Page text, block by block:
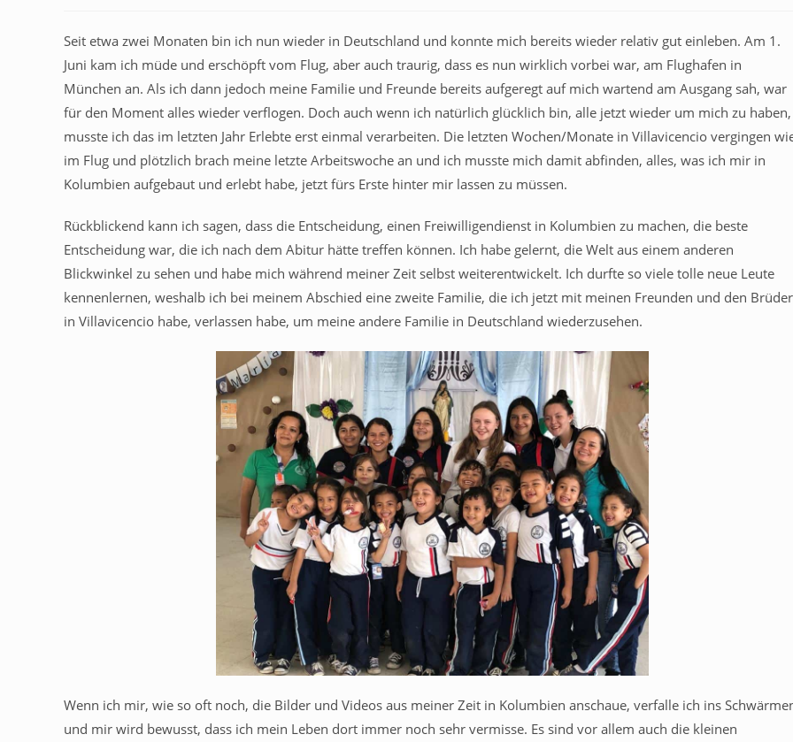
Seit etwa zwei Monaten bin ich nun wieder in Deutschland und konnte mich bereits wieder relativ gut einleben. Am 1.
Juni kam ich müde und erschöpft vom Flug, aber auch traurig, dass es nun wirklich vorbei war, am Flughafen in
München an. Als ich dann jedoch meine Familie und Freunde bereits aufgeregt auf mich wartend am Ausgang sah, war
für den Moment alles wieder verflogen. Doch auch wenn ich natürlich glücklich bin, alle jetzt wieder um mich zu haben,
musste ich das im letzten Jahr Erlebte erst einmal verarbeiten. Die letzten Wochen/Monate in Villavicencio vergingen
im Flug und plötzlich brach meine letzte Arbeitswoche an und ich musste mich damit abfinden, alles, was ich mir in
Kolumbien aufgebaut und erlebt habe, jetzt fürs Erste hinter mir lassen zu müssen.
Rückblickend kann ich sagen, dass die Entscheidung, einen Freiwilligendienst in Kolumbien zu machen, die beste
Entscheidung war, die ich nach dem Abitur hätte treffen können. Ich habe gelernt, die Welt aus einem anderen
Blickwinkel zu sehen und habe mich während meiner Zeit selbst weiterentwickelt. Ich durfte so viele tolle neue Leute
kennenlernen, weshalb ich bei meinem Abschied eine zweite Familie, die ich jetzt mit meinen Freunden und den
in Villavicencio habe, verlassen habe, um meine andere Familie in Deutschland wiederzusehen.
Wenn ich mir, wie so oft noch, die Bilder und Videos aus meiner Zeit in Kolumbien anschaue, verfalle ich ins
und mir wird bewusst, dass ich mein Leben dort immer noch sehr vermisse. Es sind vor allem auch die kleinen